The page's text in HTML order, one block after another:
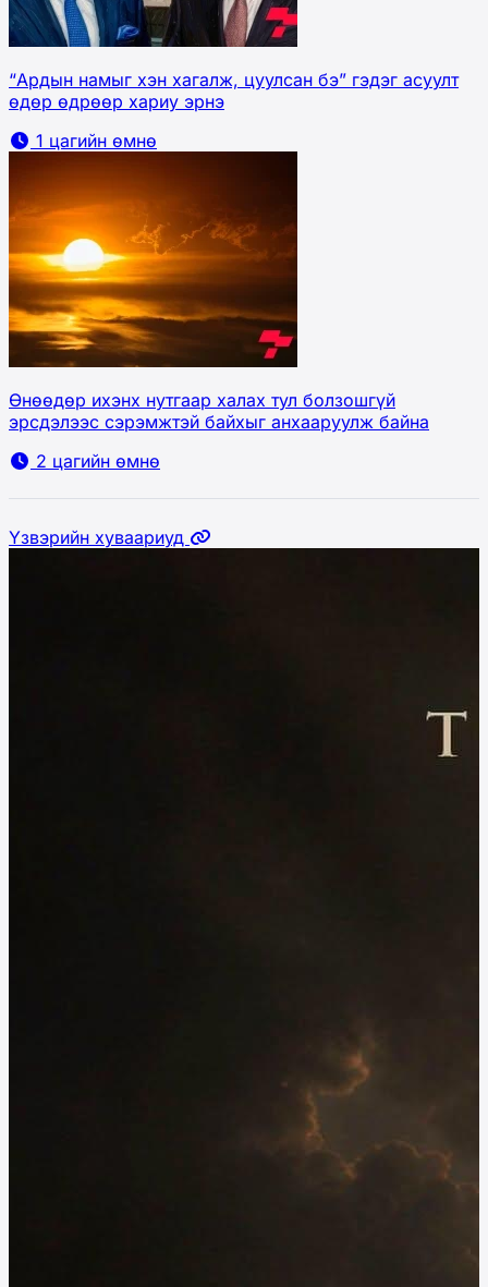
“Ардын намыг хэн хагалж, цуулсан бэ” гэдэг асуулт
өдөр өдрөөр хариу эрнэ
1 цагийн өмнө
Өнөөдөр ихэнх нутгаар халах тул болзошгүй
эрсдэлээс сэрэмжтэй байхыг анхааруулж байна
2 цагийн өмнө
Үзвэрийн хуваариуд